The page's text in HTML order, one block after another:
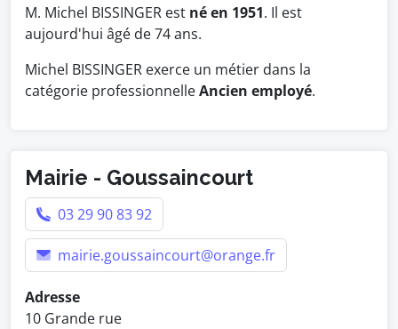
M. Michel BISSINGER est né en 1951. Il est
aujourd'hui âgé de 74 ans.
Michel BISSINGER exerce un métier dans la
catégorie professionnelleAncien employé.
Mairie - Goussaincourt
03 29 90 83 92
mairie.goussaincourt@orange.fr
Adresse
10 Grande rue